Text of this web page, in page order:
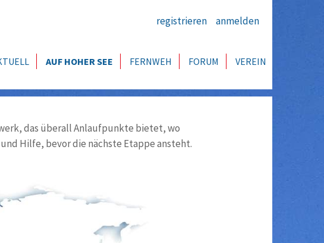
registrieren anmelden
AUF HOHER SEE FERNWEH FORUM VEREIN
das überall Anlaufpunkte bietet, wo
Hilfe, bevor die nächste Etappe ansteht.